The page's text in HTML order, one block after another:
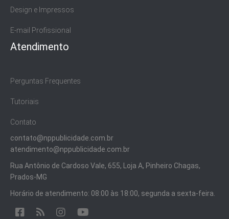
Design e Impressos
E-mail Profissional
Atendimento
Perguntas Frequentes
Tutoriais
Contato
contato@nppublicidade.com.br
atendimento@nppublicidade.com.br
Rua Antônio de Cardoso Vale, 655, Loja A, Pinheiro Chagas,
Prados-MG
Horário de atendimento: 08:00 às 18:00, segunda a sexta-feira.